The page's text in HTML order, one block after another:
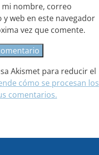
mi nombre, correo
y web en este navegador
vez que comente.
Akismet para reducir el
cómo se procesan los
comentarios.